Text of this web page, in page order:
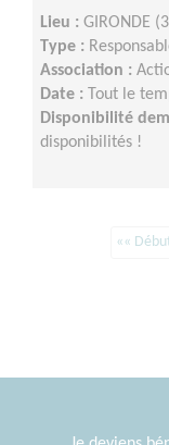
Lieu : GIRONDE
Type :
Association :
Date :
Tout le
Disponibilité
disponibilités !
««